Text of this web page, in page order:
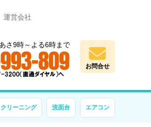
運営会社
さ9時～よる6時まで
お問合せ
クリーニング 洗面台 エアコン